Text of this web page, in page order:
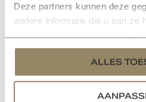
Deze partners kunnen deze
andere informatie die u aan ze
services.
ALLES
Klantenservice